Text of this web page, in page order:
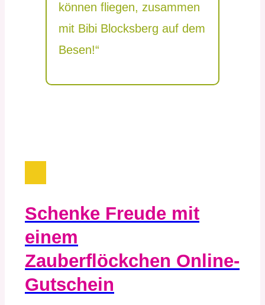
können fliegen, zusammen
mit Bibi Blocksberg auf dem
Besen!“
Schenke Freude mit
einem
Zauberflöckchen Online-
Gutschein